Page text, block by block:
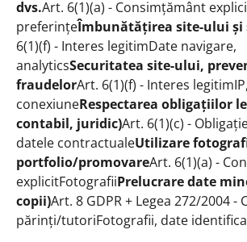
dvs.Art. 6(1)(a) - Consimțământ
preferințeÎmbunătățirea site-ului și
6(1)(f) - Interes legitimDate navigare,
analyticsSecuritatea site-ului,
fraudelorArt. 6(1)(f) - Interes
conexiuneRespectarea obligațiilor
contabil, juridic)Art. 6(1)(c) -
datele contractualeUtilizare
portfolio/promovareArt. 6(1)(a) -
explicitFotografiiPrelucrare date
copii)Art. 8 GDPR + Legea 272/2004
părinți/tutoriFotografii, date